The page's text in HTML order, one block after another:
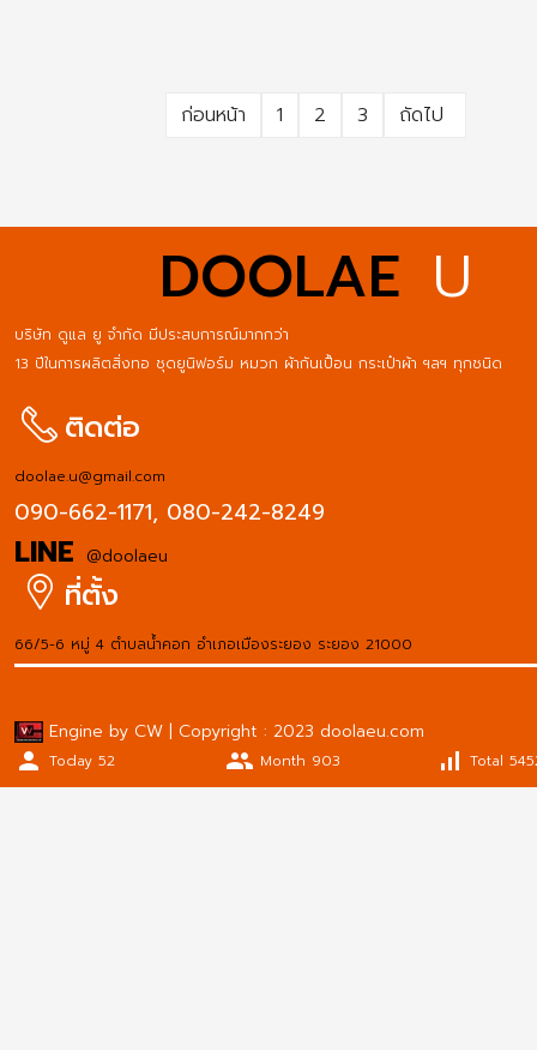
ก่อนหน้า 1 2 3 ถัดไป
DOOLAE U
บริษัท ดูแล ยู จำกัด มีประสบการณ์มากกว่า
13 ปีในการผลิตสิ่งทอ ชุดยูนิฟอร์ม หมวก ผ้ากันเปื้อน กระเป๋าผ้า ฯลฯ ทุกชนิด
ติดต่อ
doolae.u@gmail.com
090-662-1171, 080-242-8249
LINE @doolaeu
ที่ตั้ง
66/5-6 หมู่ 4 ตำบลน้ำคอก อำเภอเมืองระยอง ระยอง 21000
Engine by CW | Copyright : 2023 doolaeu.com
person Today 52 people Month 903 signal_cellular_alt Total